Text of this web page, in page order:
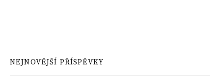
NEJNOVĚJŠÍ PŘÍSPĚVKY